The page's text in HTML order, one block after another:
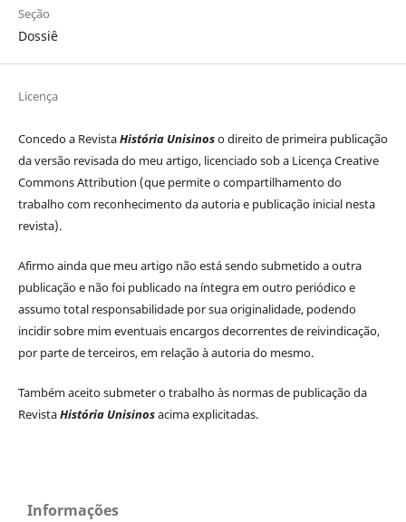
Seção
Dossiê
Licença
Concedo a RevistaHistória Unisinoso direito de primeira publicação
da versão revisada do meu artigo, licenciado sob a Licença Creative
Commons Attribution (que permite o compartilhamento do
trabalho com reconhecimento da autoria e publicação inicial nesta
revista).
Afirmo ainda que meu artigo não está sendo submetido a outra
publicação e não foi publicado na íntegra em outro periódico e
assumo total responsabilidade por sua originalidade, podendo
incidir sobre mim eventuais encargos decorrentes de reivindicação,
por parte de terceiros, em relação à autoria do mesmo.
Também aceito submeter o trabalho às normas de publicação da
RevistaHistória Unisinosacima explicitadas.
Informações